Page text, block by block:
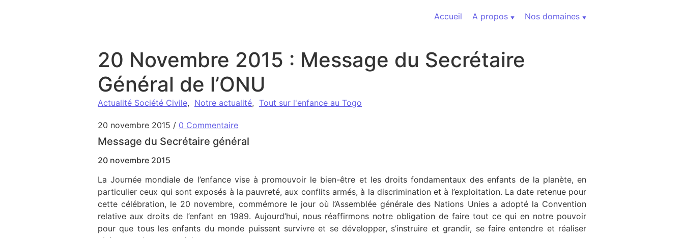
Accueil
A propos Nos domaines
20 Novembre 2015 : Message du Secrétaire
Général de l’ONU
Actualité Société Civile, Notre actualité, Tout sur l'enfance au Togo
20 novembre 2015 / 0 Commentaire
Message du Secrétaire général
20 novembre 2015
La Journée mondiale de l’enfance vise à promouvoir le bien-être et les droits fondamentaux des enfants de la planète, en
particulier ceux qui sont exposés à la pauvreté, aux conflits armés, à la discrimination et à l’exploitation. La date retenue pour
cette célébration, le 20 novembre, commémore le jour où l’Assemblée générale des Nations Unies a adopté la Convention
relative aux droits de l’enfant en 1989. Aujourd’hui, nous réaffirmons notre obligation de faire tout ce qui en notre pouvoir
pour que tous les enfants du monde puissent survivre et se développer, s’instruire et grandir, se faire entendre et réaliser